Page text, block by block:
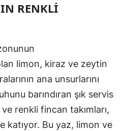
RENKLI
limon, kiraz ve zeytin
ana unsurlarını
barındıran şık servis
renkli fincan takımları,
katıyor. Bu yaz, limon ve